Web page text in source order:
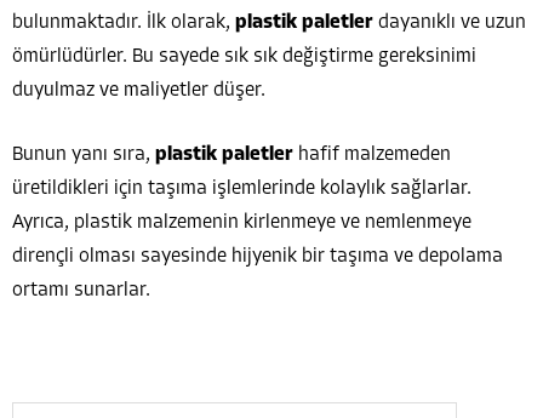
bulunmaktadır. İlk olarak, plastik paletler dayanıklı ve uzun
ömürlüdürler. Bu sayede sık sık değiştirme gereksinimi
duyulmaz ve maliyetler düşer.
Bunun yanı sıra, plastik paletler hafif malzemeden
üretildikleri için taşıma işlemlerinde kolaylık sağlarlar.
Ayrıca, plastik malzemenin kirlenmeye ve nemlenmeye
dirençli olması sayesinde hijyenik bir taşıma ve depolama
ortamı sunarlar.